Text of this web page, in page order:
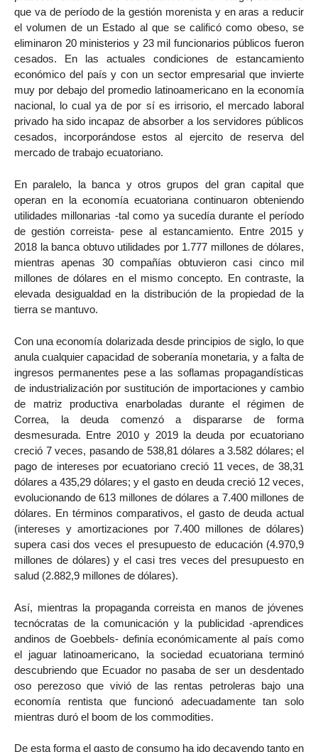
que va de período de la gestión morenista y en aras a reducir
el volumen de un Estado al que se calificó como obeso, se
eliminaron 20 ministerios y 23 mil funcionarios públicos fueron
cesados. En las actuales condiciones de estancamiento
económico del país y con un sector empresarial que invierte
muy por debajo del promedio latinoamericano en la economía
nacional, lo cual ya de por sí es irrisorio, el mercado laboral
privado ha sido incapaz de absorber a los servidores públicos
cesados, incorporándose estos al ejercito de reserva del
mercado de trabajo ecuatoriano.
En paralelo, la banca y otros grupos del gran capital que
operan en la economía ecuatoriana continuaron obteniendo
utilidades millonarias -tal como ya sucedía durante el período
de gestión correista- pese al estancamiento. Entre 2015 y
2018 la banca obtuvo utilidades por 1.777 millones de dólares,
mientras apenas 30 compañías obtuvieron casi cinco mil
millones de dólares en el mismo concepto. En contraste, la
elevada desigualdad en la distribución de la propiedad de la
tierra se mantuvo.
Con una economía dolarizada desde principios de siglo, lo que
anula cualquier capacidad de soberanía monetaria, y a falta de
ingresos permanentes pese a las soflamas propagandísticas
de industrialización por sustitución de importaciones y cambio
de matriz productiva enarboladas durante el régimen de
Correa, la deuda comenzó a dispararse de forma
desmesurada. Entre 2010 y 2019 la deuda por ecuatoriano
creció 7 veces, pasando de 538,81 dólares a 3.582 dólares; el
pago de intereses por ecuatoriano creció 11 veces, de 38,31
dólares a 435,29 dólares; y el gasto en deuda creció 12 veces,
evolucionando de 613 millones de dólares a 7.400 millones de
dólares. En términos comparativos, el gasto de deuda actual
(intereses y amortizaciones por 7.400 millones de dólares)
supera casi dos veces el presupuesto de educación (4.970,9
millones de dólares) y el casi tres veces del presupuesto en
salud (2.882,9 millones de dólares).
Así, mientras la propaganda correista en manos de jóvenes
tecnócratas de la comunicación y la publicidad -aprendices
andinos de Goebbels- definía económicamente al país como
el jaguar latinoamericano, la sociedad ecuatoriana terminó
descubriendo que Ecuador no pasaba de ser un desdentado
oso perezoso que vivió de las rentas petroleras bajo una
economía rentista que funcionó adecuadamente tan solo
mientras duró el boom de los commodities.
De esta forma el gasto de consumo ha ido decayendo tanto en